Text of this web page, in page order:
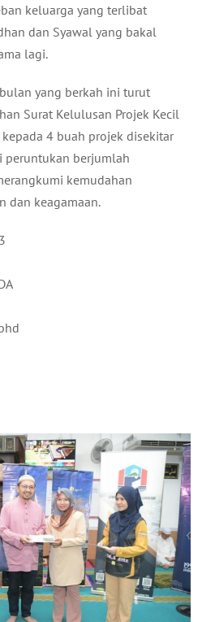
keluarga yang terlibat
dan Syawal yang bakal
lagi.
yang berkah ini turut
Surat Kelulusan Projek Kecil
4 buah projek disekitar
peruntukan berjumlah
kemudahan
dan keagamaan.